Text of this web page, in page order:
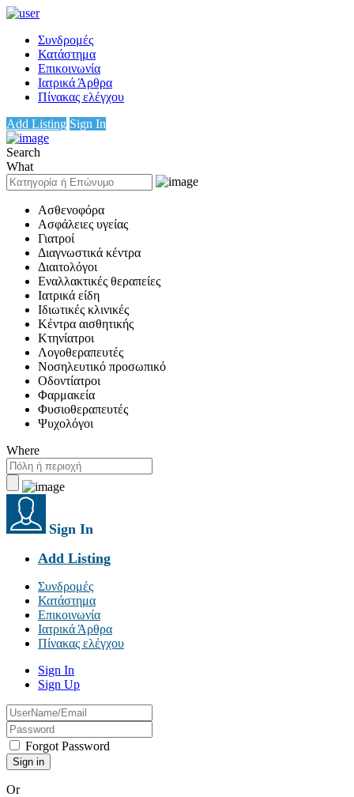
Συνδρομές
Κατάστημα
Επικοινωνία
Ιατρικά Άρθρα
Πίνακας ελέγχου
Add Listing Sign In
Search
What
Ασθενοφόρα
Ασφάλειες υγείας
Γιατροί
Διαγνωστικά κέντρα
Διαιτολόγοι
Εναλλακτικές θεραπείες
Ιατρικά είδη
Ιδιωτικές κλινικές
Κέντρα αισθητικής
Κτηνίατροι
Λογοθεραπευτές
Νοσηλευτικό προσωπικό
Οδοντίατροι
Φαρμακεία
Φυσιοθεραπευτές
Ψυχολόγοι
Where
Sign In
Add Listing
Συνδρομές
Κατάστημα
Επικοινωνία
Ιατρικά Άρθρα
Πίνακας ελέγχου
Sign In
Sign Up
Forgot Password
Or